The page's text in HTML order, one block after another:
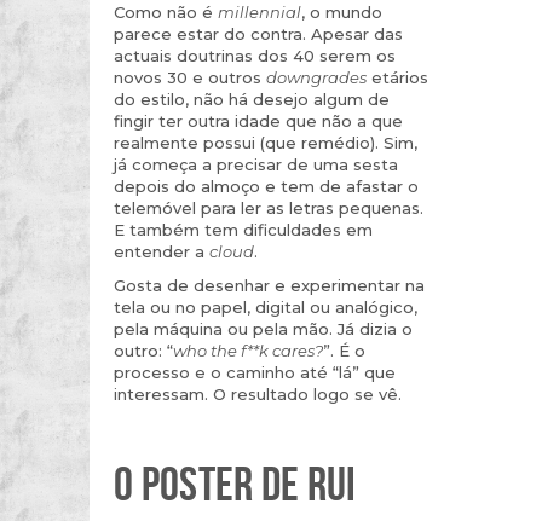
Como não é millennial, o mundo
parece estar do contra. Apesar das
actuais doutrinas dos 40 serem os
novos 30 e outros downgrades etários
do estilo, não há desejo algum de
fingir ter outra idade que não a que
realmente possui (que remédio). Sim,
já começa a precisar de uma sesta
depois do almoço e tem de afastar o
telemóvel para ler as letras pequenas.
E também tem dificuldades em
entender a cloud.
Gosta de desenhar e experimentar na
tela ou no papel, digital ou analógico,
pela máquina ou pela mão. Já dizia o
outro: “who the f**k cares?”. É o
processo e o caminho até “lá” que
interessam. O resultado logo se vê.
O POSTER DE RUI